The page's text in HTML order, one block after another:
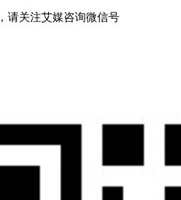
请关注艾媒咨询微信号